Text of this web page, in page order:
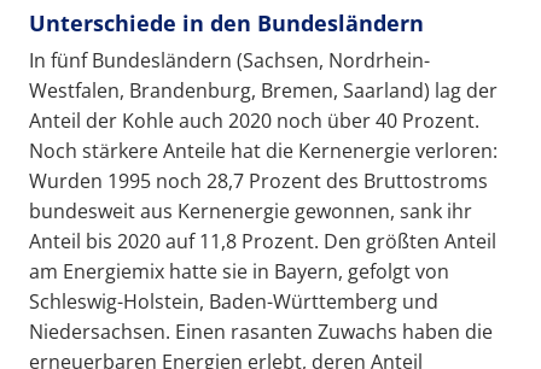
Unterschiede in den Bundesländern
In fünf Bundesländern (Sachsen, Nordrhein-
Westfalen, Brandenburg, Bremen, Saarland) lag der
Anteil der Kohle auch 2020 noch über 40 Prozent.
Noch stärkere Anteile hat die Kernenergie verloren:
Wurden 1995 noch 28,7 Prozent des Bruttostroms
bundesweit aus Kernenergie gewonnen, sank ihr
Anteil bis 2020 auf 11,8 Prozent. Den größten Anteil
am Energiemix hatte sie in Bayern, gefolgt von
Schleswig-Holstein, Baden-Württemberg und
Niedersachsen. Einen rasanten Zuwachs haben die
erneuerbaren Energien erlebt, deren Anteil